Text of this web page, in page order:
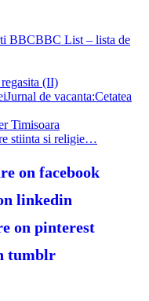
BBC List – lista de
(II)
Jurnal de vacanta:Cetatea
Timisoara
stiinta si religie…